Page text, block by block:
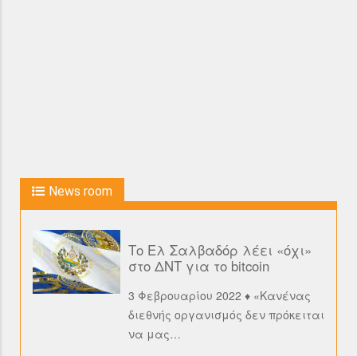
News room
Το Ελ Σαλβαδόρ λέει «όχι»
στο ΔΝΤ για το bitcoin
3 Φεβρουαρίου 2022 ♦ «Κανένας
διεθνής οργανισμός δεν πρόκειται
να μας…